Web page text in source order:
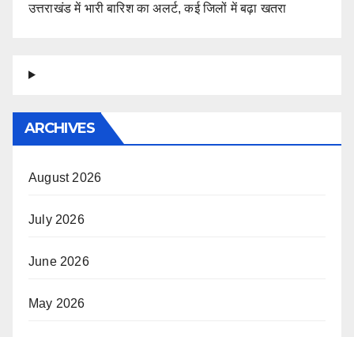
उत्तराखंड में भारी बारिश का अलर्ट, कई जिलों में बढ़ा खतरा
ARCHIVES
August 2026
July 2026
June 2026
May 2026